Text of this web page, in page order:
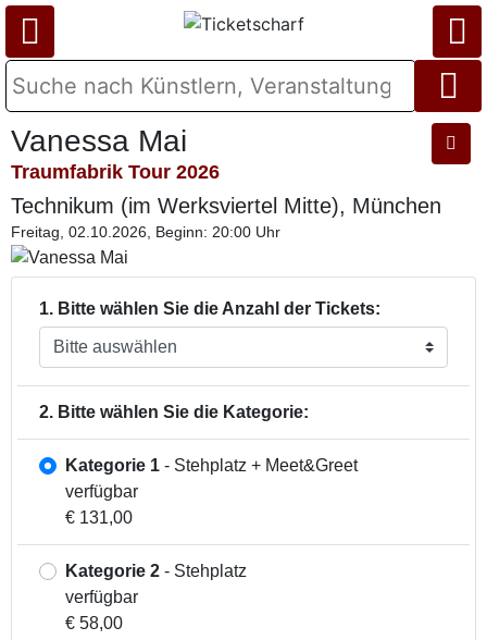
Vanessa Mai
Traumfabrik Tour 2026
Technikum (im Werksviertel Mitte), München
Freitag, 02.10.2026, Beginn: 20:00 Uhr
1. Bitte wählen Sie die Anzahl der Tickets:
2. Bitte wählen Sie die Kategorie:
Kategorie 1 - Stehplatz + Meet&Greet
verfügbar
€ 131,00
Kategorie 2 - Stehplatz
verfügbar
€ 58,00